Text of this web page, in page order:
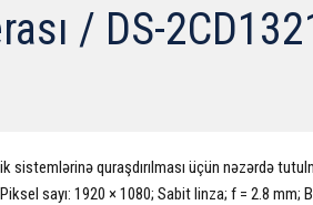
/ DS-
sistemlərinə quraşdırılması üçün nəzərdə
sayı: 1920 × 1080; Sabit linza; f = 2.8 mm;